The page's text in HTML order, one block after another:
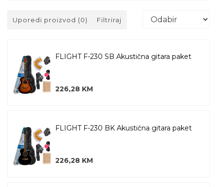
Uporedi proizvod (0) Filtriraj
FLIGHT F-230 SB Akustična gitara paket
226,28 KM
FLIGHT F-230 BK Akustična gitara paket
226,28 KM